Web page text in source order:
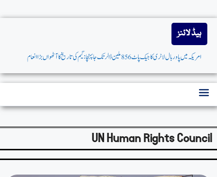
ہیڈ لائنز
امریکہ میں پاوربال لاٹری کاجیک پاٹ 856 ملین ڈالرتک جاپہنچا: گیم کی تاریخ کاآٹھواں بڑاانعام
UN Human Rights Council